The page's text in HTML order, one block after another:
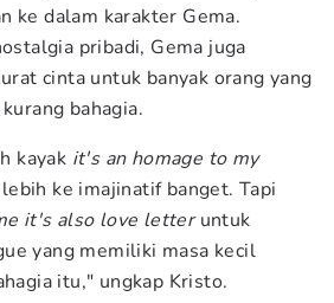
ke dalam karakter Gema.
pribadi, Gema juga
cinta untuk banyak orang yang
bahagia.
kayak it's an homage to my
ke imajinatif banget. Tapi
it's also love letteruntuk
yang memiliki masa kecil
itu," ungkap Kristo.